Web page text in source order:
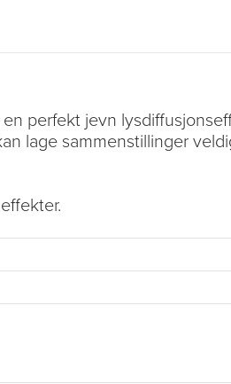
perfekt jevn
lage sammenstillinger